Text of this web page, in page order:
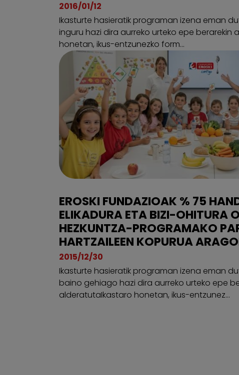
2016/01/12
Ikasturte hasieratik programan izena eman
inguru hazi dira aurreko urteko epe berarekin
honetan, ikus-entzunezko form...
EROSKI FUNDAZIOAK % 75
ELIKADURA ETA BIZI-OHITURA
HEZKUNTZA-PROGRAMAKO
HARTZAILEEN KOPURUA
2015/12/30
Ikasturte hasieratik programan izena eman
baino gehiago hazi dira aurreko urteko epe
alderatutaIkastaro honetan, ikus-entzunez...